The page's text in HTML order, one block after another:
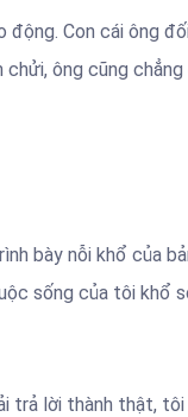
Con cái ông
ông cũng
bày nỗi khổ của
sống của tôi khổ
trả lời thành thật,